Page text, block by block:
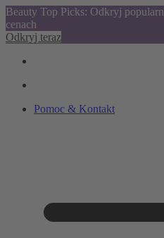
Beauty Top Picks: Odkryj
cenach
Odkryj teraz
Pomoc & Kontakt